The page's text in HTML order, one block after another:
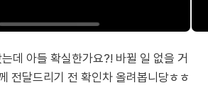
데 아들 확실한가요?! 바뀔 일 없을 거
전달드리기 전 확인차 올려봅니당ㅎㅎ